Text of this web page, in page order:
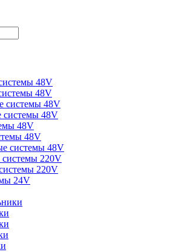
48V
48V
системы 48V
системы 48V
48V
48V
системы 48V
220V
220V
24V